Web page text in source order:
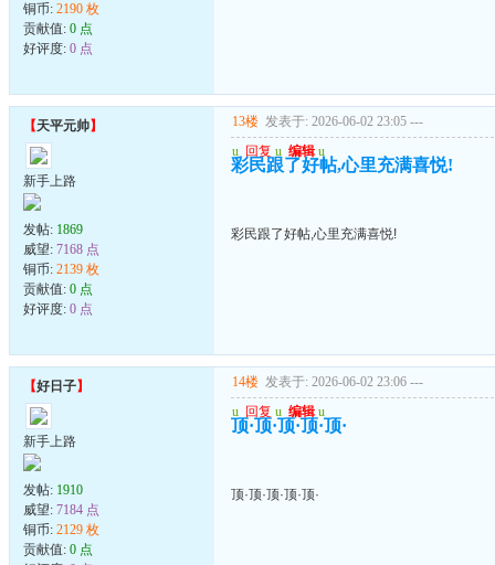
铜币: 2190 枚
贡献值: 0 点
好评度: 0 点
【天平元帅】
新手上路
发帖: 1869
威望: 7168 点
铜币: 2139 枚
贡献值: 0 点
好评度: 0 点
13楼 发表于: 2026-06-02 23:05 ---
u 回复 u 编辑 u
彩民跟了好帖,心里充满喜悦!
彩民跟了好帖,心里充满喜悦!
【好日子】
新手上路
发帖: 1910
威望: 7184 点
铜币: 2129 枚
贡献值: 0 点
14楼 发表于: 2026-06-02 23:06 ---
u 回复 u 编辑 u
顶·顶·顶·顶·顶·
顶·顶·顶·顶·顶·